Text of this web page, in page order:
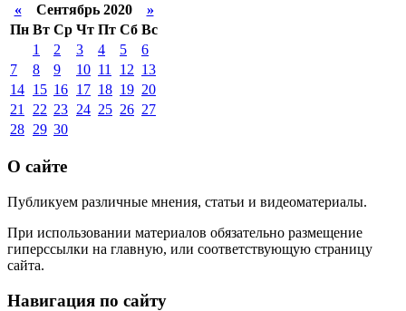
«Сентябрь 2020 »
Пн Вт Ср Чт Пт Сб Вс
1
2 3 4 5
6
7
8 9 10 11 12 13
14 15 16 17 18 19 20
21
22 23 24 25 26 27
28 29 30
О сайте
Публикуем различные мнения, статьи и видеоматериалы.
При использовании материалов обязательно размещение
гиперссылки на главную, или соответствующую страницу
сайта.
Навигация по сайту